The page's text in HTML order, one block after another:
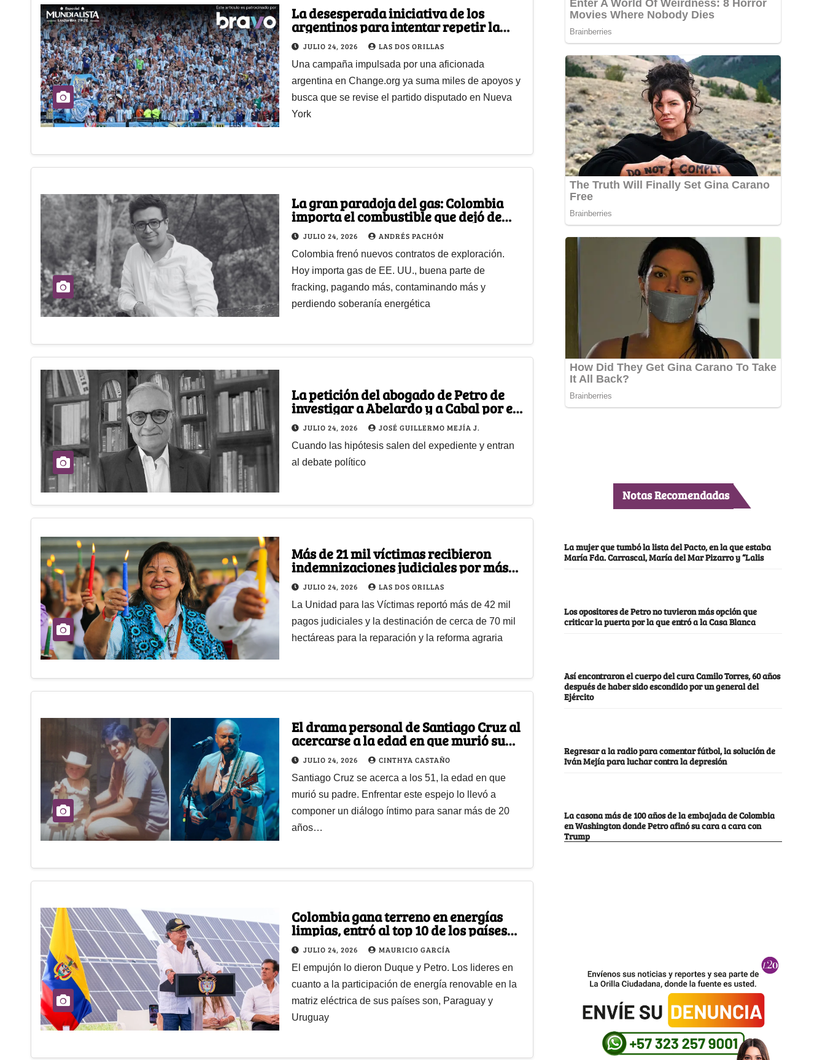
La desesperada iniciativa de los
argentinos para intentar repetir la
final perdida contra España
JULIO 24, 2026 LAS DOS ORILLAS
Una campaña impulsada por una aficionada
argentina en Change.org ya suma miles de apoyos y
busca que se revise el partido disputado en Nueva
York
La gran paradoja del gas: Colombia
importa el combustible que dejó de
producir
JULIO 24, 2026 ANDRÉS PACHÓN
Colombia frenó nuevos contratos de exploración.
Hoy importa gas de EE. UU., buena parte de
fracking, pagando más, contaminando más y
perdiendo soberanía energética
La petición del abogado de Petro de
investigar a Abelardo y a Cabal por el
magnicidio de Miguel Uribe Turbay
JULIO 24, 2026 JOSÉ GUILLERMO MEJÍA J.
Cuando las hipótesis salen del expediente y entran
al debate político
Más de 21 mil víctimas recibieron
indemnizaciones judiciales por más
de 806 mil millones durante el
gobierno Petro
JULIO 24, 2026 LAS DOS ORILLAS
La Unidad para las Víctimas reportó más de 42 mil
pagos judiciales y la destinación de cerca de 70 mil
hectáreas para la reparación y la reforma agraria
El drama personal de Santiago Cruz al
acercarse a la edad en que murió su
papá
JULIO 24, 2026 CINTHYA CASTAÑO
Santiago Cruz se acerca a los 51, la edad en que
murió su padre. Enfrentar este espejo lo llevó a
componer un diálogo íntimo para sanar más de 20
años…
Colombia gana terreno en energías
limpias, entró al top 10 de los países
latinoamericanos que más las
generan
JULIO 24, 2026 MAURICIO GARCÍA
El empujón lo dieron Duque y Petro. Los lideres en
cuanto a la participación de energía renovable en la
matriz eléctrica de sus países son, Paraguay y
Uruguay
Notas Recomendadas
La mujer que tumbó la lista del Pacto, en la que estaba
María Fda. Carrascal, María del Mar Pizarro y “Lalis
Los opositores de Petro no tuvieron más opción que
criticar la puerta por la que entró a la Casa Blanca
Así encontraron el cuerpo del cura Camilo Torres, 60 años
después de haber sido escondido por un general del
Ejército
Regresar a la radio para comentar fútbol, la solución de
Iván Mejía para luchar contra la depresión
La casona más de 100 años de la embajada de Colombia
en Washington donde Petro afinó su cara a cara con
Trump